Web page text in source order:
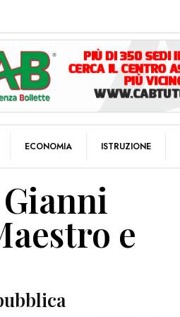
ECONOMIA ISTRUZIONE
e